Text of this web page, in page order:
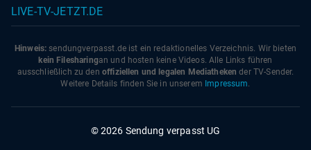
LIVE-TV-JETZT.DE
Hinweis: sendungverpasst.de ist ein redaktionelles Verzeichnis. Wir bieten
kein Filesharingan und hosten keine Videos. Alle Links führen
ausschließlich zu den offiziellen und legalen Mediatheken der TV-Sender.
Weitere Details finden Sie in unserem Impressum.
© 2026 Sendung verpasst UG